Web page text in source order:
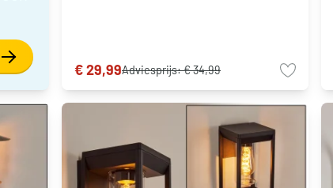
€ 29,99Adviesprijs:€ 34,99